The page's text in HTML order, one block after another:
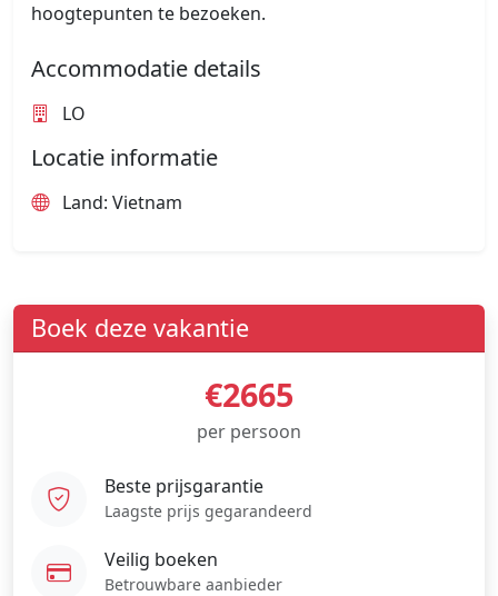
hoogtepunten te bezoeken.
Accommodatie details
LO
Locatie informatie
Land: Vietnam
Boek deze vakantie
€2665
per persoon
Beste prijsgarantie
Laagste prijs gegarandeerd
Veilig boeken
Betrouwbare aanbieder